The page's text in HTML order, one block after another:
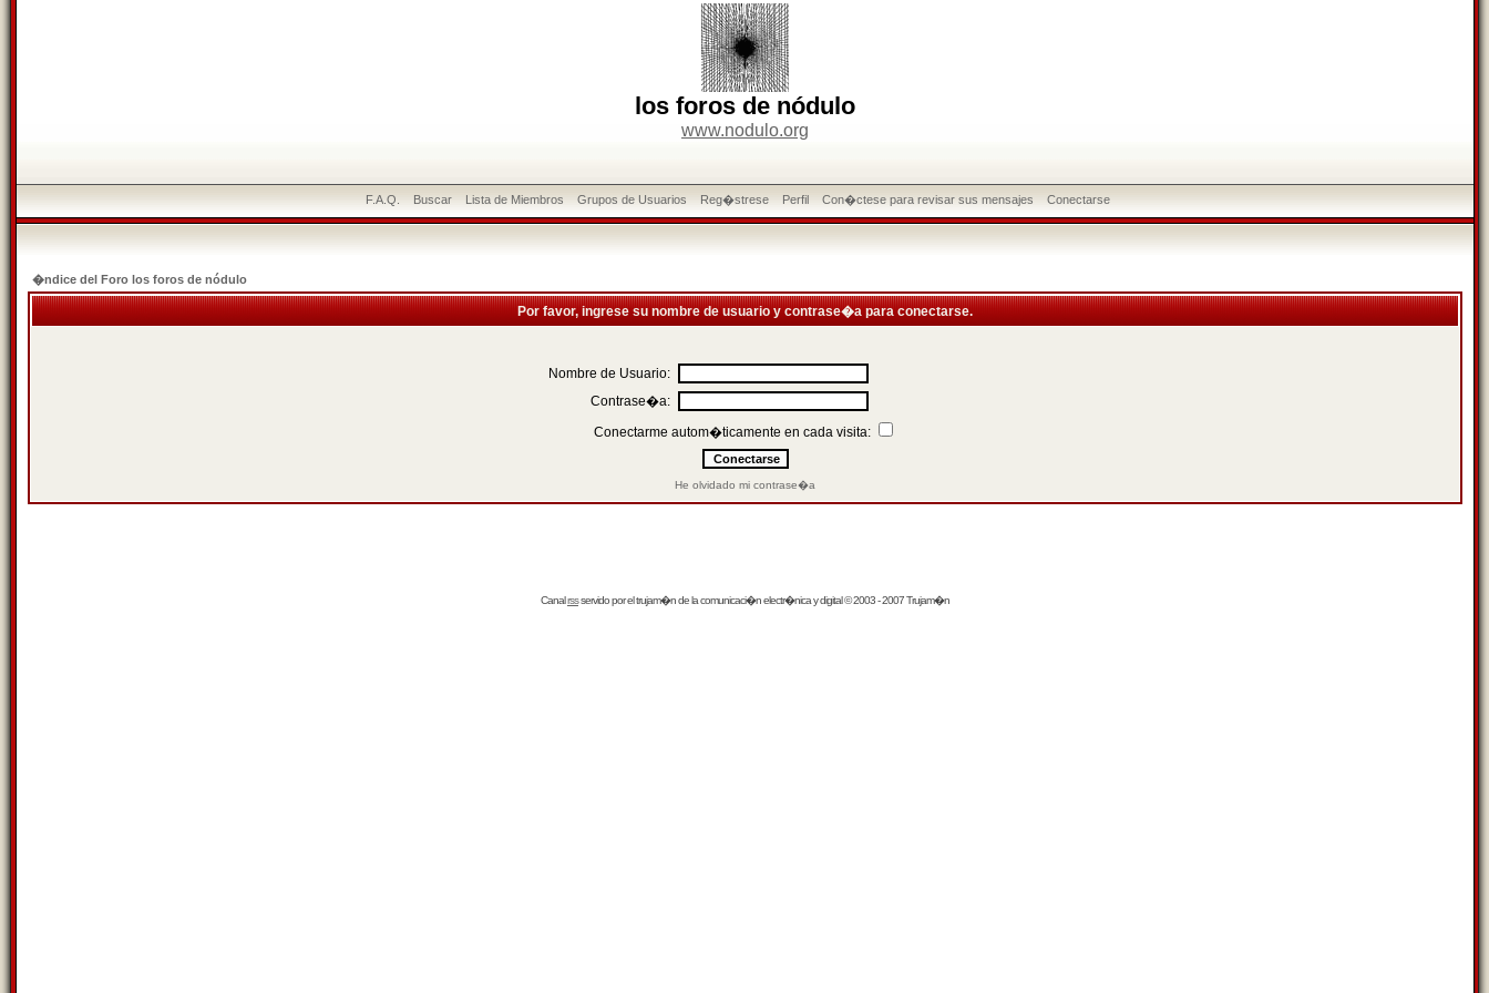
los foros de nódulo
www.nodulo.org
F.A.Q. Buscar Lista de Miembros Grupos de Usuarios Reg�strese Perfil Con�ctese para revisar sus mensajes Conectarse
�ndice del Foro los foros de nódulo
Por favor, ingrese su nombre de usuario y contrase�a para conectarse.
Nombre de Usuario:
Contrase�a:
Conectarme autom�ticamente en cada visita:
He olvidado mi contrase�a
Canalrssservido por eltrujam�nde la comunicaci�n electr�nica y digital © 2003 - 2007 Trujam�n